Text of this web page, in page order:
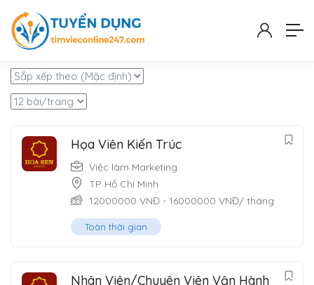
Filter
Hiển thị
Họa Viên Kiến Trúc
Việc làm Marketing
TP Hồ Chí Minh
12000000 VNĐ - 16000000 VNĐ/ tháng
Toàn thời gian
Nhân Viên/Chuyên Viên Vận Hành